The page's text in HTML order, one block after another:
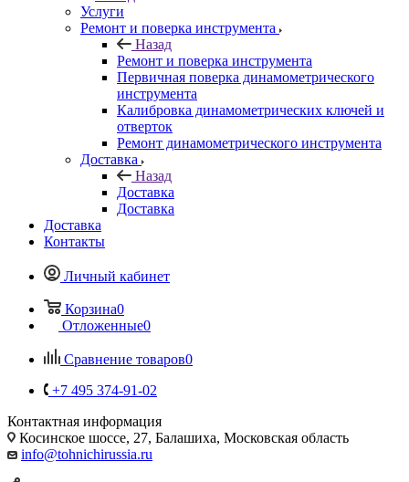
Услуги
Ремонт и поверка инструмента
Назад
Ремонт и поверка инструмента
Первичная поверка динамометрического
инструмента
Калибровка динамометрических ключей и
отверток
Ремонт динамометрического инструмента
Доставка
Назад
Доставка
Доставка
Доставка
Контакты
Личный кабинет
Корзина0
Отложенные0
Сравнение товаров0
+7 495 374-91-02
Контактная информация
Косинское шоссе, 27, Балашиха, Московская область
info@tohnichirussia.ru